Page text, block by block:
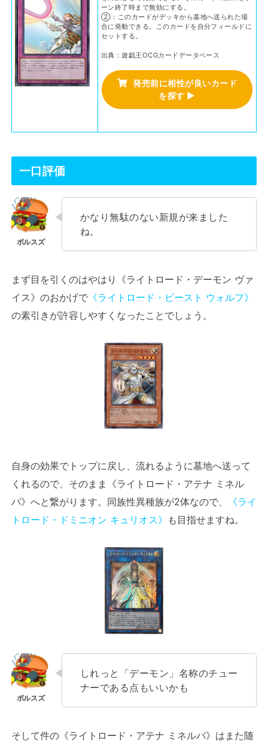
ーン終了時まで無効にする。
②：このカードがデッキから墓地へ送られた場
合に発動できる。このカードを自分フィールドに
セットする。
出典：遊戯王OCGカードデータベース
発売前に相性が良いカード
を探す ▶
一口評価
かなり無駄のない新規が来ました
ね。
まず目を引くのはやはり《ライトロード・デーモン ヴァ
イス》のおかげで 《ライトロード・ビースト ウォルフ》
の素引きが許容しやすくなったことでしょう。
自身の効果でトップに戻し、流れるように墓地へ送って
くれるので、そのまま《ライトロード・アテナ ミネル
バ》へと繋がります。同族性異種族が2体なので、
《ライ
トロード・ドミニオン キュリオス》 も目指せますね。
しれっと「デーモン」名称のチュー
ナーである点もいいかも
そして件の《ライトロード・アテナ ミネルバ》はまた随